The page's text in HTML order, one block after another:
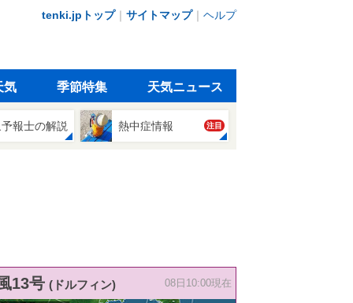
tenki.jpトップ｜ サイトマップ｜ ヘルプ
気 季節特集 天気ニュース
報士の解説 熱中症情報 注目
13号 (ドルフィン) 08日10:00現在